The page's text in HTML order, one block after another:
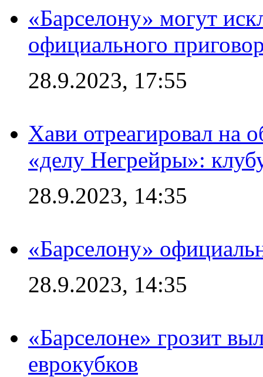
«Барселону» могут
официального
28.9.2023, 17:55
Хави отреагировал на
«делу Негрейры»:
28.9.2023, 14:35
«Барселону»
28.9.2023, 14:35
«Барселоне» грозит
еврокубков